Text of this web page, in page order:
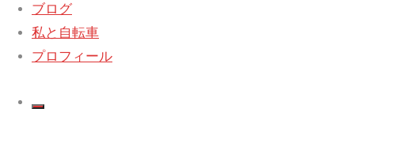
ブログ
私と自転車
プロフィール